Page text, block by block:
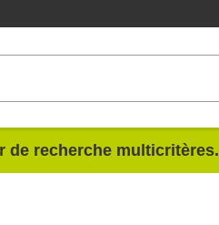
de recherche multicritères.